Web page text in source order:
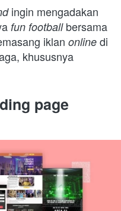
fun football bersama
iklan online di
page